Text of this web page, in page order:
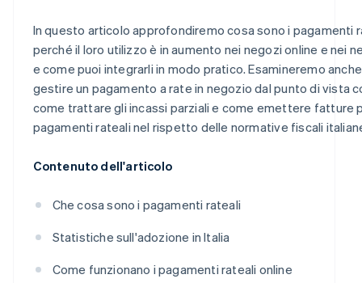
In questo articolo approfondiremo cosa sono i pagamenti
perché il loro utilizzo è in aumento nei negozi online e nei
e come puoi integrarli in modo pratico. Esamineremo
gestire un pagamento a rate in negozio dal punto di vista
come trattare gli incassi parziali e come emettere fatture
pagamenti rateali nel rispetto delle normative fiscali
Contenuto dell'articolo
Che cosa sono i pagamenti rateali
Statistiche sull'adozione in Italia
Come funzionano i pagamenti rateali online